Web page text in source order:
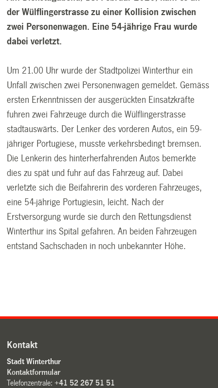
der Wülflingerstrasse zu einer Kollision zwischen
zwei Personenwagen. Eine 54-jährige Frau wurde
dabei verletzt.
Um 21.00 Uhr wurde der Stadtpolizei Winterthur ein
Unfall zwischen zwei Personenwagen gemeldet. Gemäss
ersten Erkenntnissen der ausgerückten Einsatzkräfte
fuhren zwei Fahrzeuge durch die Wülflingerstrasse
stadtauswärts. Der Lenker des vorderen Autos, ein 59-
jähriger Portugiese, musste verkehrsbedingt bremsen.
Die Lenkerin des hinterherfahrenden Autos bemerkte
dies zu spät und fuhr auf das Fahrzeug auf. Dabei
verletzte sich die Beifahrerin des vorderen Fahrzeuges,
eine 54-jährige Portugiesin, leicht. Nach der
Erstversorgung wurde sie durch den Rettungsdienst
Winterthur ins Spital gefahren. An beiden Fahrzeugen
entstand Sachschaden in noch unbekannter Höhe.
Kontakt
Stadt Winterthur
Kontaktformular
Telefonzentrale:+41 52 267 51 51